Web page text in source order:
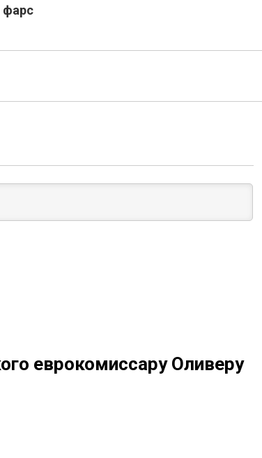
фарс
еврокомиссару Оливеру